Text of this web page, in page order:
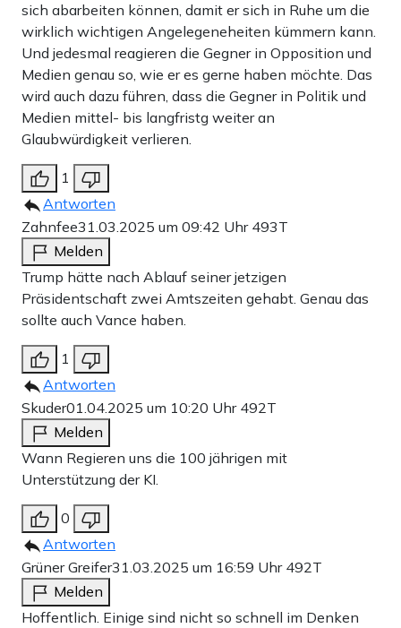
sich abarbeiten können, damit er sich in Ruhe um die
wirklich wichtigen Angelegeneheiten kümmern kann.
Und jedesmal reagieren die Gegner in Opposition und
Medien genau so, wie er es gerne haben möchte. Das
wird auch dazu führen, dass die Gegner in Politik und
Medien mittel- bis langfristg weiter an
Glaubwürdigkeit verlieren.
1
Antworten
Zahnfee31.03.2025 um 09:42 Uhr 493T
Melden
Trump hätte nach Ablauf seiner jetzigen
Präsidentschaft zwei Amtszeiten gehabt. Genau das
sollte auch Vance haben.
1
Antworten
Skuder01.04.2025 um 10:20 Uhr 492T
Melden
Wann Regieren uns die 100 jährigen mit
Unterstützung der KI.
0
Antworten
Grüner Greifer31.03.2025 um 16:59 Uhr 492T
Melden
Hoffentlich. Einige sind nicht so schnell im Denken